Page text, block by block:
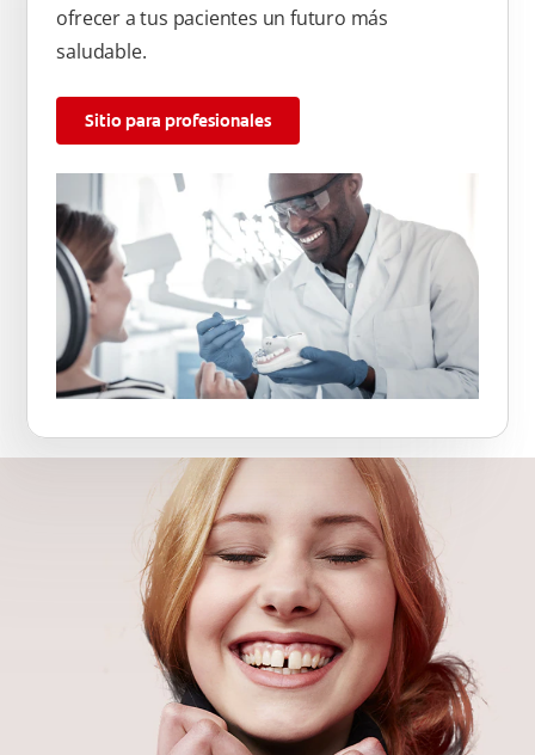
ofrecer a tus pacientes un futuro más
saludable.
Sitio para profesionales